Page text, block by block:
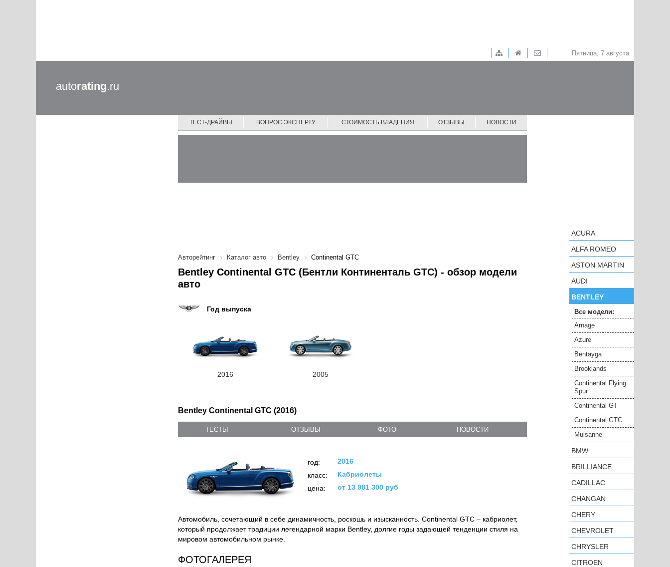
Пятница, 7 августа
autorating.ru
ТЕСТ-ДРАЙВЫ ВОПРОС ЭКСПЕРТУ СТОИМОСТЬ ВЛАДЕНИЯ ОТЗЫВЫ НОВОСТИ
Авторейтинг Каталог авто Bentley Continental GTC
Bentley Continental GTC (Бентли Континенталь GTC) - обзор модели
авто
Год выпуска
2016 2005
Bentley Continental GTC (2016)
ТЕСТЫ ОТЗЫВЫ ФОТО НОВОСТИ
год:
2016
класс:
Кабриолеты
цена:
от 13 981 300 руб
Автомобиль, сочетающий в себе динамичность, роскошь и изысканность. Continental GTC – кабриолет,
который продолжает традиции легендарной марки Bentley, долгие годы задающей тенденции стиля на
мировом автомобильном рынке.
ФОТОГАЛЕРЕЯ
ACURA
ALFA ROMEO
ASTON MARTIN
AUDI
BENTLEY
Все модели:
Arnage
Azure
Bentayga
Brooklands
Continental Flying
Spur
Continental GT
Continental GTC
Mulsanne
BMW
BRILLIANCE
CADILLAC
CHANGAN
CHERY
CHEVROLET
CHRYSLER
CITROEN